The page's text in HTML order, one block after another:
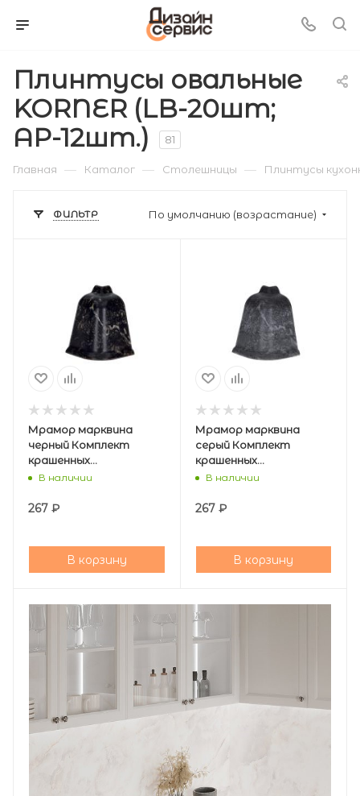
Плинтусы овальные
KORNER (LB-20шт;
AP-12шт.)
81
Главная — Каталог — Столешницы — Плинтусы
ФИЛЬТР По умолчанию (возрастание)
Мрамор марквина
черный Комплект
крашенных
аксессуаров 6094
В наличии
267 ₽
В корзину
Мрамор марквина
серый Комплект
крашенных
аксессуаров 6074
В наличии
267₽
В корзину